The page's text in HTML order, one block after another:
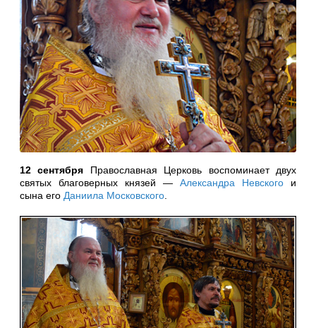
12 сентября Православная Церковь воспоминает двух
святых благоверных князей — Александра Невского и
сына его Даниила Московского